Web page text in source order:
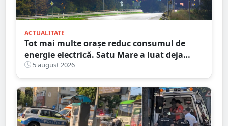
ACTUALITATE
Tot mai multe orașe reduc consumul de
energie electrică. Satu Mare a luat deja
măsuri. Cu ce soluții au venit ceilalți
primari
5 august 2026